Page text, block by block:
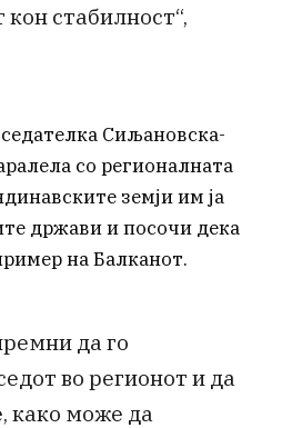
стабилност“,
Сиљановска-
со регионалната
земји им ја
држави и посочи дека
на Балканот.
да го
во регионот и да
како може да